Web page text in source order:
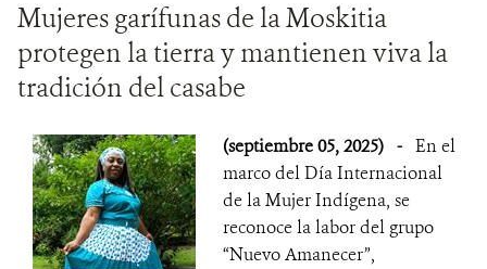
Mujeres garífunas de la Moskitia
protegen la tierra y mantienen viva la
tradición del casabe
(septiembre 05, 2025) - En el
marco del Día Internacional
de la Mujer Indígena, se
reconoce la labor del grupo
“Nuevo Amanecer”,